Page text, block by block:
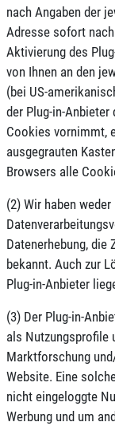
nach Angaben der
Adresse sofort
Aktivierung des
von Ihnen an den
(bei US-
der Plug-in-Anbieter
Cookies vornimmt,
ausgegrauten
Browsers alle
(2) Wir haben
Datenerhebung, die
bekannt. Auch zur
Plug-in-Anbieter
(3) Der Plug-in-
als Nutzungsprofile
Marktforschung
Website. Eine
nicht eingeloggte
Werbung und um